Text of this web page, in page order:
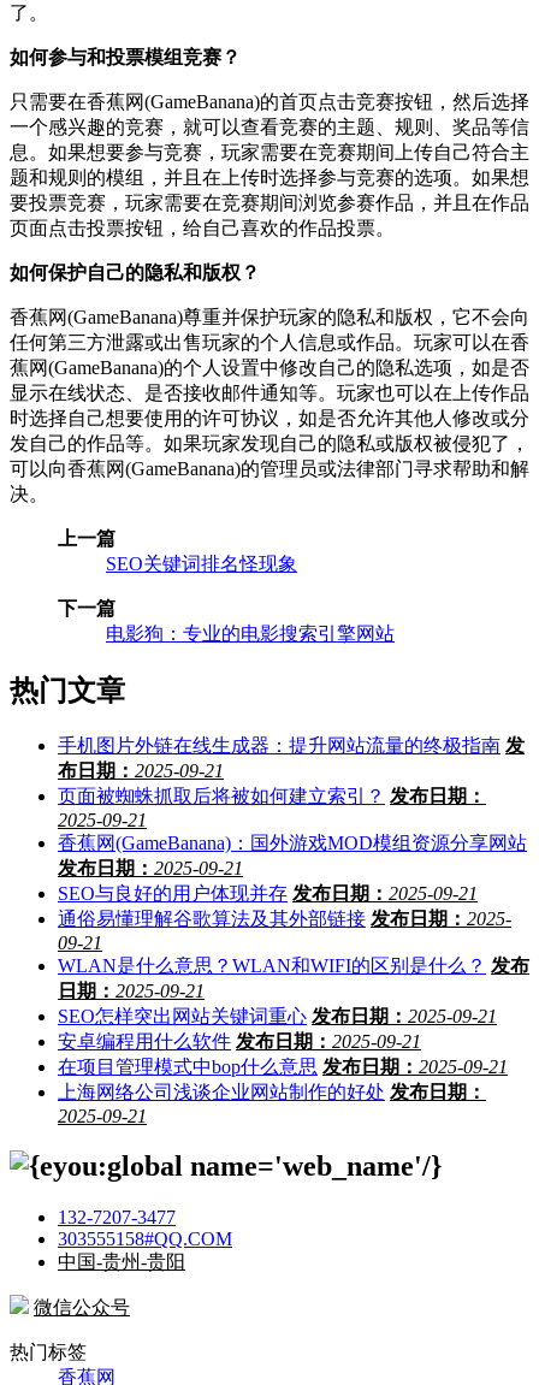
了。
如何参与和投票模组竞赛？
只需要在香蕉网(GameBanana)的首页点击竞赛按钮，然后选择
一个感兴趣的竞赛，就可以查看竞赛的主题、规则、奖品等信
息。如果想要参与竞赛，玩家需要在竞赛期间上传自己符合主
题和规则的模组，并且在上传时选择参与竞赛的选项。如果想
要投票竞赛，玩家需要在竞赛期间浏览参赛作品，并且在作品
页面点击投票按钮，给自己喜欢的作品投票。
如何保护自己的隐私和版权？
香蕉网(GameBanana)尊重并保护玩家的隐私和版权，它不会向
任何第三方泄露或出售玩家的个人信息或作品。玩家可以在香
蕉网(GameBanana)的个人设置中修改自己的隐私选项，如是否
显示在线状态、是否接收邮件通知等。玩家也可以在上传作品
时选择自己想要使用的许可协议，如是否允许其他人修改或分
发自己的作品等。如果玩家发现自己的隐私或版权被侵犯了，
可以向香蕉网(GameBanana)的管理员或法律部门寻求帮助和解
决。
上一篇
SEO关键词排名怪现象
下一篇
电影狗：专业的电影搜索引擎网站
热门文章
手机图片外链在线生成器：提升网站流量的终极指南 发
布日期： 2025-09-21
页面被蜘蛛抓取后将被如何建立索引？ 发布日期：
2025-09-21
香蕉网(GameBanana)：国外游戏MOD模组资源分享网站
发布日期： 2025-09-21
SEO与良好的用户体现并存 发布日期： 2025-09-21
通俗易懂理解谷歌算法及其外部链接 发布日期： 2025-
09-21
WLAN是什么意思？WLAN和WIFI的区别是什么？ 发布
日期： 2025-09-21
SEO怎样突出网站关键词重心 发布日期： 2025-09-21
安卓编程用什么软件 发布日期： 2025-09-21
在项目管理模式中bop什么意思 发布日期： 2025-09-21
上海网络公司浅谈企业网站制作的好处 发布日期：
2025-09-21
132-7207-3477
303555158#QQ.COM
中国-贵州-贵阳
微信公众号
热门标签
香蕉网